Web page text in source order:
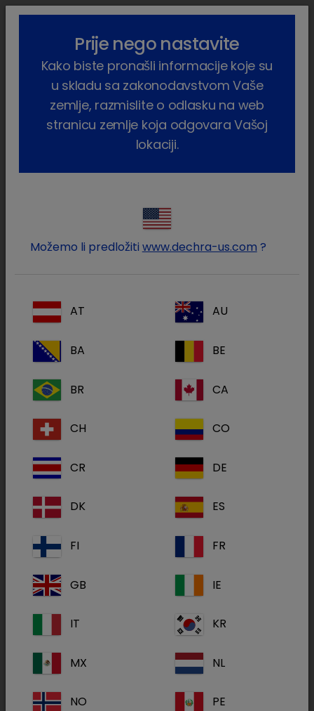
lock_outline search menu
Proizvodi
Nutritivni
Nutritivni
(4 proizvodi)
Vrsta proizvoda
Dodatak prehrani
Terapijsko područje
Sve
Interna medicina
Metabolički proizvodi
Vrsta proizvoda / Dodatak prehrani
mineralna mješavina 200 g
Prije nego nastavite
Kako biste pronašli informacije koje su
u skladu sa zakonodavstvom Vaše
zemlje, razmislite o odlasku na web
stranicu zemlje koja odgovara Vašoj
lokaciji.
Možemo li predložiti www.dechra-us.com ?
AT AU
BA BE
BR CA
CH CO
CR DE
DK ES
FI FR
GB IE
IT KR
MX NL
NO PE